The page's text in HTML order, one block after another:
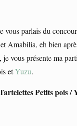
vous parlais du
Amabilia, eh bien
je vous présente ma
etYuzu.
Petits pois /